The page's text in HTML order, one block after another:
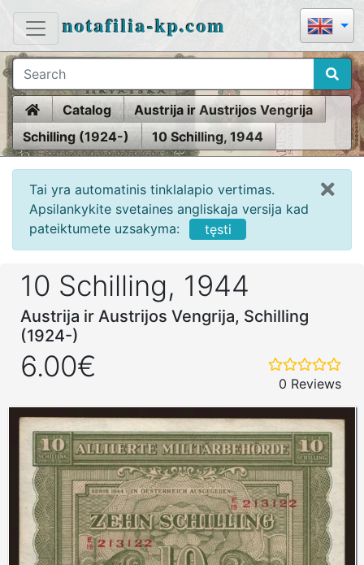
notafilia-kp.com
HomeCatalog
Austrija ir Austrijos Vengrija
Schilling (1924-)
10 Schilling, 1944
Tai yra automatinis tinklalapio vertimas.
Apsilankykite svetaines angliskaja versija kad
pateiktumete uzsakyma:
tęsti
10 Schilling, 1944
Austrija ir Austrijos Vengrija, Schilling
(1924-)
6.00€
0 Reviews